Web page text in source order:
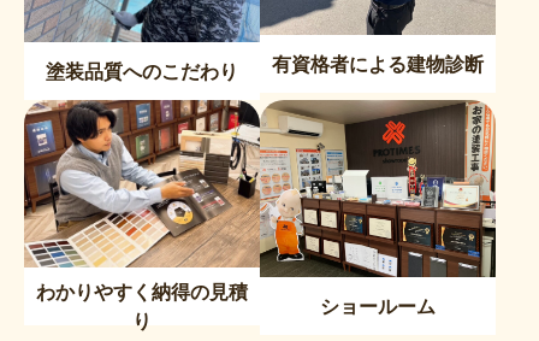
塗装品質へのこだわり 有資格者による建物診断
わかりやすく納得の見積
り
ショールーム